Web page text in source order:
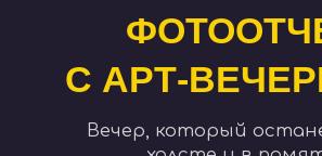
Волшебство под
руководством
Наш ведущий художник шаг
за шагом показывает технику,